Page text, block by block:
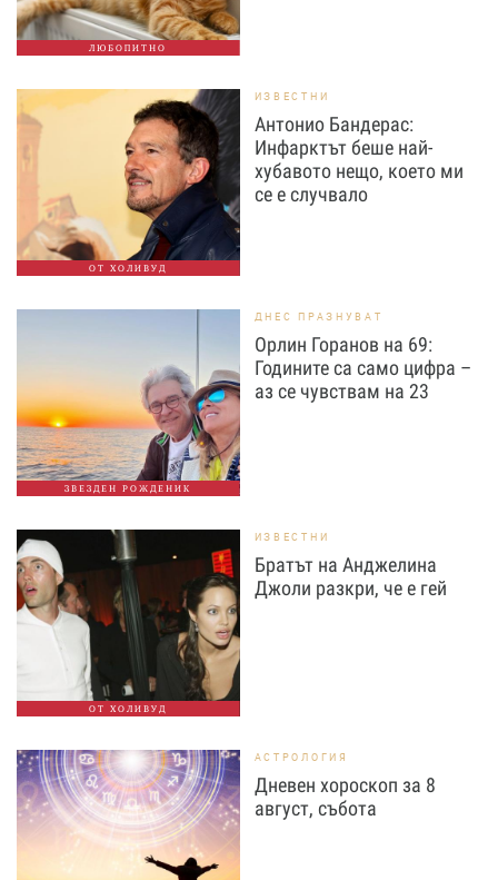
ЛЮБОПИТНО
ОТ ХОЛИВУД
ИЗВЕСТНИ
Антонио Бандерас:
Инфарктът беше най-
хубавото нещо, което ми
се е случвало
ЗВЕЗДЕН РОЖДЕНИК
ДНЕС ПРАЗНУВАТ
Орлин Горанов на 69:
Годините са само цифра –
аз се чувствам на 23
ОТ ХОЛИВУД
ИЗВЕСТНИ
Братът на Анджелина
Джоли разкри, че е гей
АСТРОЛОГИЯ
Дневен хороскоп за 8
август, събота